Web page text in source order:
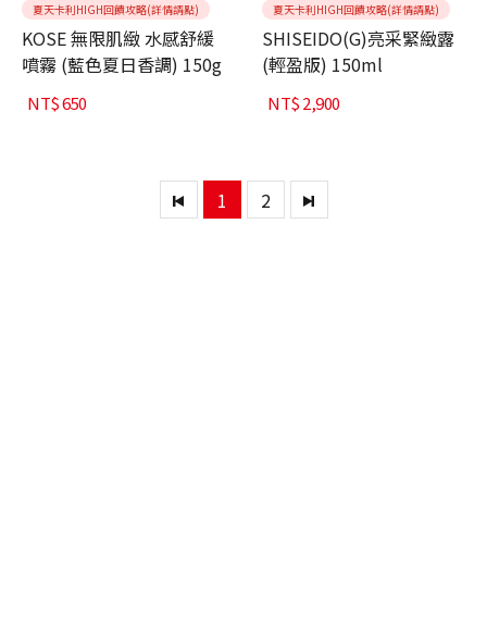
夏天卡利HIGH回饋攻略(詳情請點)
KOSE 無限肌緻 水感舒緩
噴霧 (藍色夏日香調) 150g
NT$650
夏天卡利HIGH回饋攻略(詳情請點)
SHISEIDO(G)亮采緊緻露
(輕盈版) 150ml
NT$2,900
1 2